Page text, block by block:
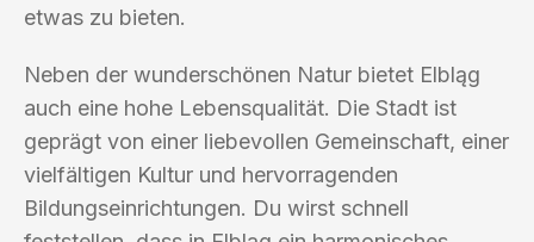
etwas zu bieten.
Neben der wunderschönen Natur bietet Elbląg
auch eine hohe Lebensqualität. Die Stadt ist
geprägt von einer liebevollen Gemeinschaft, einer
vielfältigen Kultur und hervorragenden
Bildungseinrichtungen. Du wirst schnell